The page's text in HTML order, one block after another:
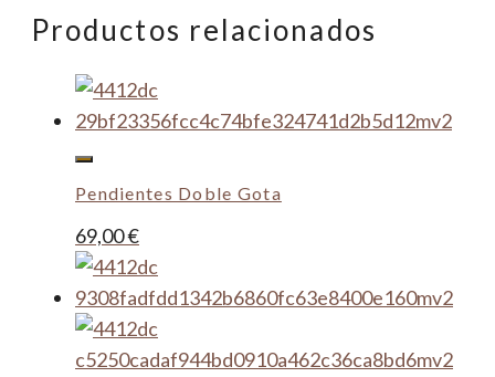
Rectangular
Productos relacionados
Pendientes Doble Gota
69,00€